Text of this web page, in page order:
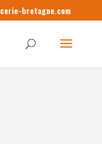
bretagne.com